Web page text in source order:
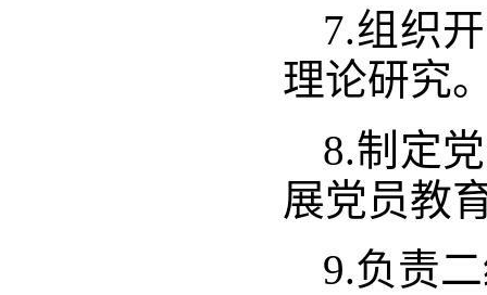
7.组织
理论研究
8.制定
展党员教
9.负责